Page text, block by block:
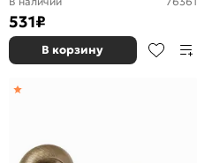
531₽
В корзину